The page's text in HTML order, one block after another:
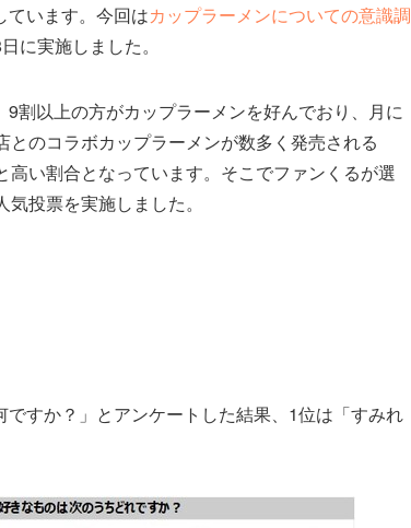
ています。今回はカップラーメンについての意識調
に実施しました。
割以上の方がカップラーメンを好んでおり、月に
のコラボカップラーメンが数多く発売される
い割合となっています。そこでファンくるが選
投票を実施しました。
すか？」とアンケートした結果、1位は「すみれ